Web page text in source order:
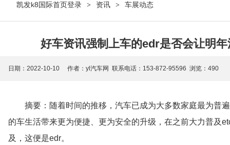
凯发k8国际首页登录 > 资讯 > 车展动态
好车资讯强制上车的edr是否会让明
日期：2022-10-10 作者：yl汽车网 联系电话：153-872-95596 浏览： 490
摘要：随着时间的推移，汽车已成为大多数家庭最为普
的车生活带来更为便捷、更为安全的升级，在之前大力普及
及，这便是edr。